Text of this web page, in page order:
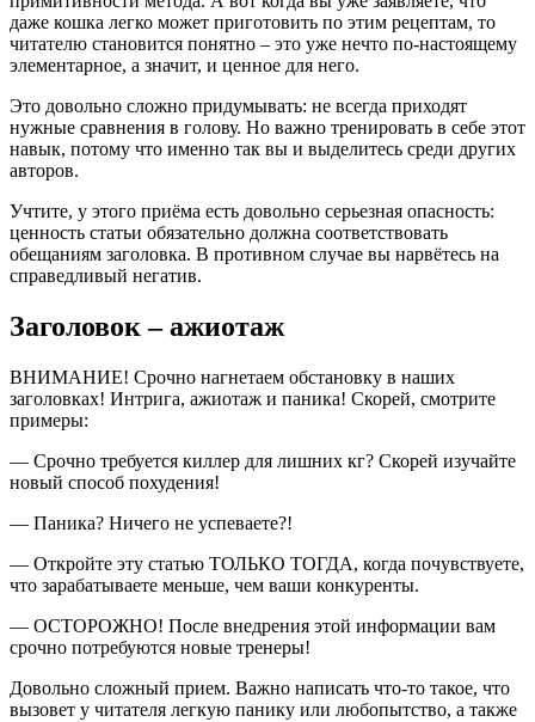
даже кошка легко может приготовить по этим рецептам, то
читателю становится понятно – это уже нечто по-настоящему
элементарное, а значит, и ценное для него.
Это довольно сложно придумывать: не всегда приходят
нужные сравнения в голову. Но важно тренировать в себе этот
навык, потому что именно так вы и выделитесь среди других
авторов.
Учтите, у этого приёма есть довольно серьезная опасность:
ценность статьи обязательно должна соответствовать
обещаниям заголовка. В противном случае вы нарвётесь на
справедливый негатив.
Заголовок – ажиотаж
ВНИМАНИЕ! Срочно нагнетаем обстановку в наших
заголовках! Интрига, ажиотаж и паника! Скорей, смотрите
примеры:
— Срочно требуется киллер для лишних кг? Скорей изучайте
новый способ похудения!
— Паника? Ничего не успеваете?!
— Откройте эту статью ТОЛЬКО ТОГДА, когда почувствуете,
что зарабатываете меньше, чем ваши конкуренты.
— ОСТОРОЖНО! После внедрения этой информации вам
срочно потребуются новые тренеры!
Довольно сложный прием. Важно написать что-то такое, что
вызовет у читателя легкую панику или любопытство, а также